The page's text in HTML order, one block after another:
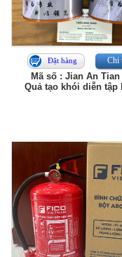
Đặt hàng Chi
Mã số : Jian An Tian
Quả tạo khói diễn tập